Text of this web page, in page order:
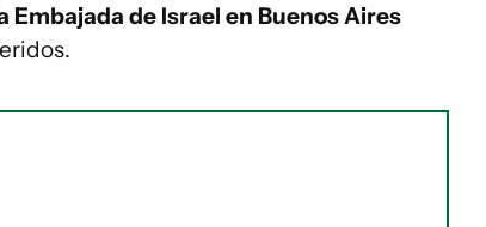
de Israel en Buenos Aires